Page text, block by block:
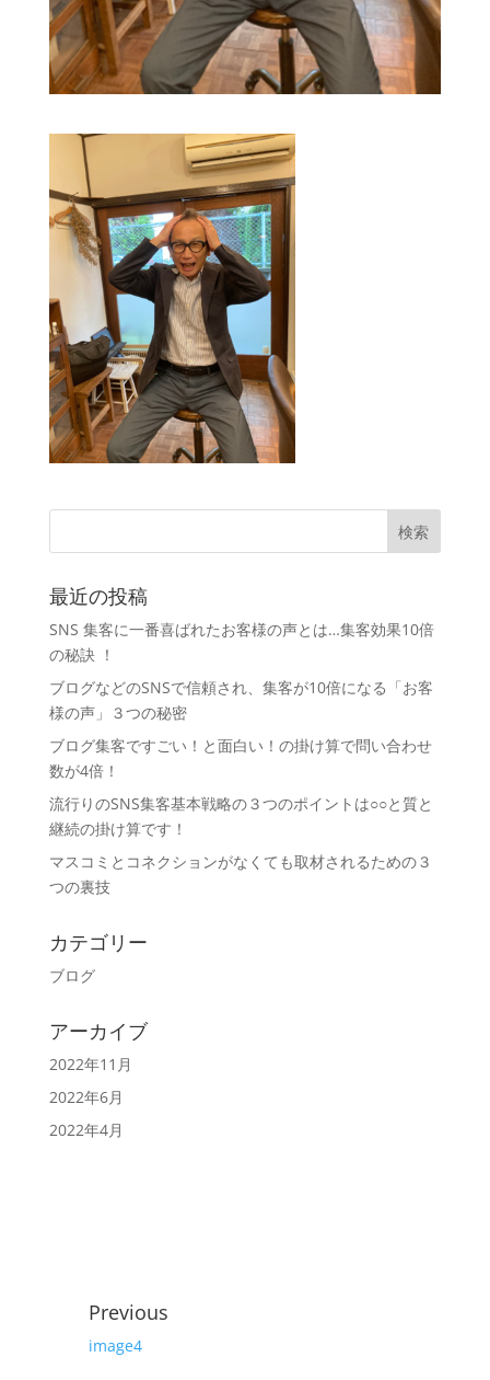
最近の投稿
SNS 集客に一番喜ばれたお客様の声とは…集客効果10倍
の秘訣 ！
ブログなどのSNSで信頼され、集客が10倍になる「お客
様の声」３つの秘密
ブログ集客ですごい！と面白い！の掛け算で問い合わせ
数が4倍！
流行りのSNS集客基本戦略の３つのポイントは○○と質と
継続の掛け算です！
マスコミとコネクションがなくても取材されるための３
つの裏技
カテゴリー
ブログ
アーカイブ
2022年11月
2022年6月
2022年4月
Previous
image4